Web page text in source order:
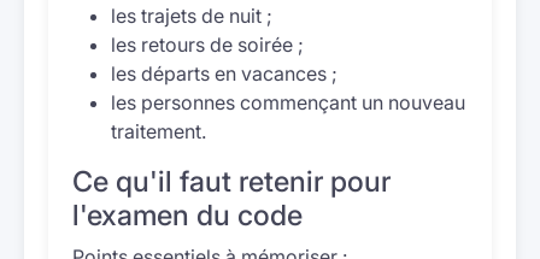
les trajets de nuit ;
les retours de soirée ;
les départs en vacances ;
les personnes commençant un nouveau
traitement.
Ce qu'il faut retenir pour
l'examen du code